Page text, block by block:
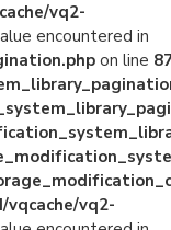
vq2-
encountered in
on line
vq2-